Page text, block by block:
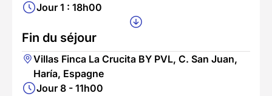
Jour 1 : 18h00
Fin du séjour
Villas Finca La Crucita BY PVL, C. San Juan,
Haría, Espagne
Jour 8 - 11h00